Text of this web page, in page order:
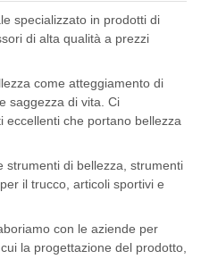
specializzato in prodotti di
di alta qualità a prezzi
come atteggiamento di
saggezza di vita. Ci
eccellenti che portano bellezza
strumenti di bellezza, strumenti
il trucco, articoli sportivi e
con le aziende per
la progettazione del prodotto,